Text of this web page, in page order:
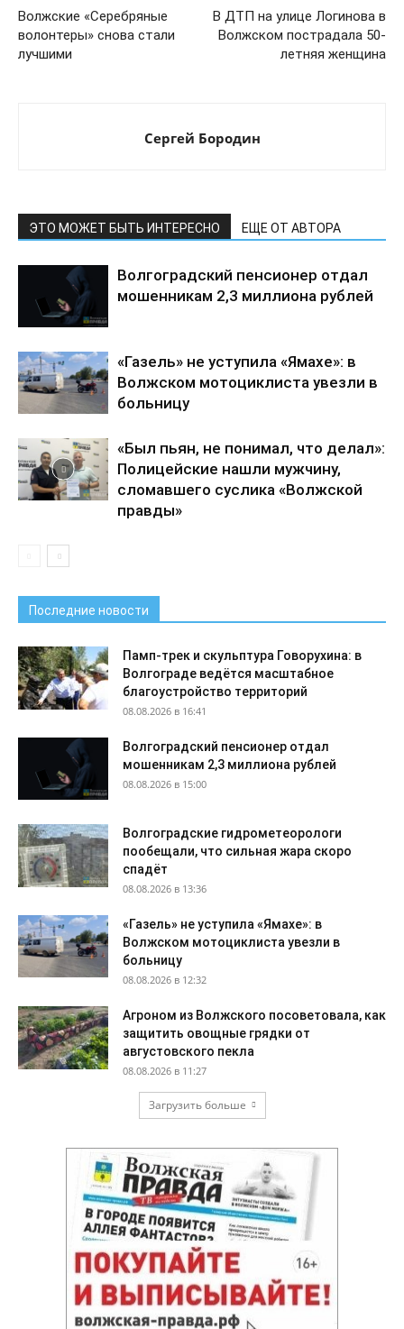
Волжские «Серебряные
волонтеры» снова стали
лучшими
В ДТП на улице Логинова в
Волжском пострадала 50-
летняя женщина
Сергей Бородин
ЭТО МОЖЕТ БЫТЬ ИНТЕРЕСНО ЕЩЕ ОТ АВТОРА
Волгоградский пенсионер отдал
мошенникам 2,3 миллиона рублей
«Газель» не уступила «Ямахе»: в
Волжском мотоциклиста увезли в
больницу
«Был пьян, не понимал, что делал»:
Полицейские нашли мужчину,
сломавшего суслика «Волжской
правды»
Последние новости
Памп-трек и скульптура Говорухина: в
Волгограде ведётся масштабное
благоустройство территорий
08.08.2026 в 16:41
Волгоградский пенсионер отдал
мошенникам 2,3 миллиона рублей
08.08.2026 в 15:00
Волгоградские гидрометеорологи
пообещали, что сильная жара скоро
спадёт
08.08.2026 в 13:36
«Газель» не уступила «Ямахе»: в
Волжском мотоциклиста увезли в
больницу
08.08.2026 в 12:32
Агроном из Волжского посоветовала, как
защитить овощные грядки от
августовского пекла
08.08.2026 в 11:27
Загрузить больше